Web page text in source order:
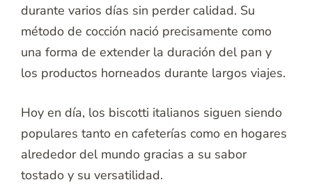
durante varios días sin perder calidad. Su
método de cocción nació precisamente como
una forma de extender la duración del pan y
los productos horneados durante largos viajes.
Hoy en día, los biscotti italianos siguen siendo
populares tanto en cafeterías como en hogares
alrededor del mundo gracias a su sabor
tostado y su versatilidad.